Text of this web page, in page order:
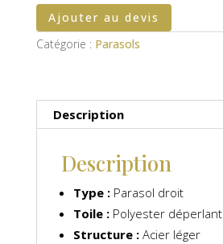
et
blanc
Ajouter au devis
Catégorie : Parasols
Description
Description
Type :Parasol droit
Toile :Polyester déperlant
Structure :Acier léger